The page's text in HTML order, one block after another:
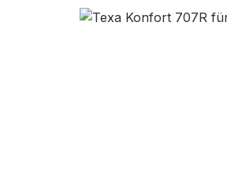
Bildergalerie überspringen